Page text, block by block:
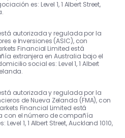
es: Level 1, 1 Albert Street,
autorizada y regulada por la
e Inversiones (ASIC), con
Financial Limited está
extranjera en Australia bajo el
social es: Level 1, 1 Albert
autorizada y regulada por la
de Nueva Zelanda (FMA), con
Financial Limited está
con el número de compañía
1, 1 Albert Street, Auckland 1010,